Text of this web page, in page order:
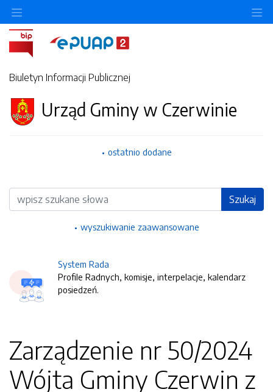
Biuletyn Informacji Publicznej
Urząd Gminy w Czerwinie
ostatnio dodane
Wyszukiwarka Szukaj
wyszukiwanie zaawansowane
System Rada
Profile Radnych, komisje, interpelacje, kalendarz
posiedzeń.
Zarządzenie nr 50/2024
Wójta Gminy Czerwin z